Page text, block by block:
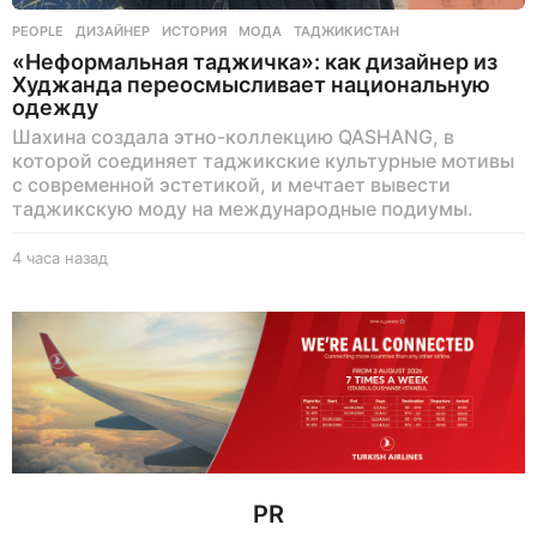
PEOPLE ДИЗАЙНЕР ,ИСТОРИЯ ,МОДА ,ТАДЖИКИСТАН
«Неформальная таджичка»: как дизайнер из
Худжанда переосмысливает национальную
одежду
Шахина создала этно-коллекцию QASHANG, в
которой соединяет таджикские культурные мотивы
с современной эстетикой, и мечтает вывести
таджикскую моду на международные подиумы.
4 часа назад
н
а
з
а
д
PR